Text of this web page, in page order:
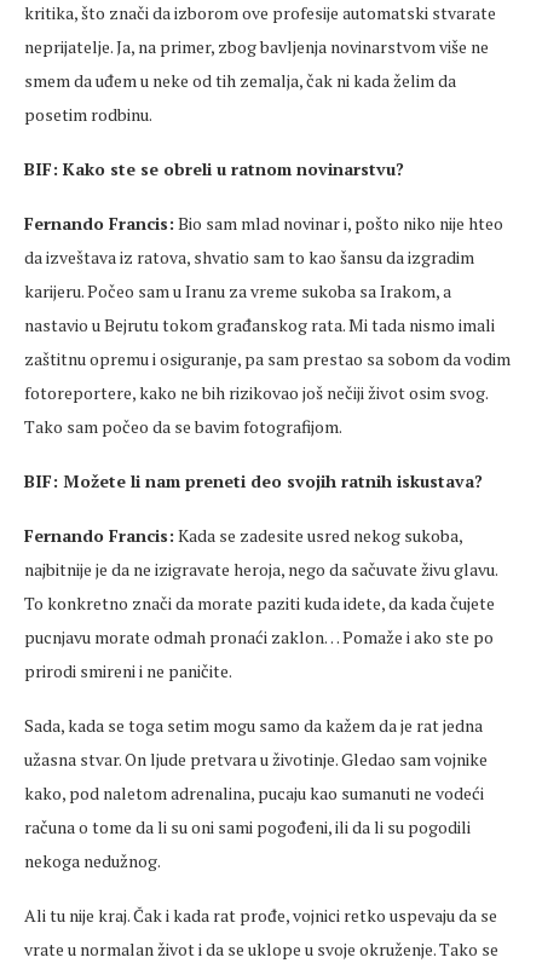
kritika, što znači da izborom ove profesije automatski stvarate
neprijatelje. Ja, na primer, zbog bavljenja novinarstvom više ne
smem da uđem u neke od tih zemalja, čak ni kada želim da
posetim rodbinu.
BIF: Kako ste se obreli u ratnom novinarstvu?
Fernando Francis: Bio sam mlad novinar i, pošto niko nije hteo
da izveštava iz ratova, shvatio sam to kao šansu da izgradim
karijeru. Počeo sam u Iranu za vreme sukoba sa Irakom, a
nastavio u Bejrutu tokom građanskog rata. Mi tada nismo imali
zaštitnu opremu i osiguranje, pa sam prestao sa sobom da vodim
fotoreportere, kako ne bih rizikovao još nečiji život osim svog.
Tako sam počeo da se bavim fotografijom.
BIF: Možete li nam preneti deo svojih ratnih iskustava?
Fernando Francis: Kada se zadesite usred nekog sukoba,
najbitnije je da ne izigravate heroja, nego da sačuvate živu glavu.
To konkretno znači da morate paziti kuda idete, da kada čujete
pucnjavu morate odmah pronaći zaklon… Pomaže i ako ste po
prirodi smireni i ne paničite.
Sada, kada se toga setim mogu samo da kažem da je rat jedna
užasna stvar. On ljude pretvara u životinje. Gledao sam vojnike
kako, pod naletom adrenalina, pucaju kao sumanuti ne vodeći
računa o tome da li su oni sami pogođeni, ili da li su pogodili
nekoga nedužnog.
Ali tu nije kraj. Čak i kada rat prođe, vojnici retko uspevaju da se
vrate u normalan život i da se uklope u svoje okruženje. Tako se